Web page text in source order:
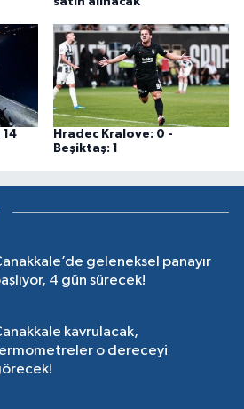
14
Hradec Kralove: 0 -
Beşiktaş: 1
geleneksel panayır
4 gün sürecek!
kavrulacak,
o dereceyi